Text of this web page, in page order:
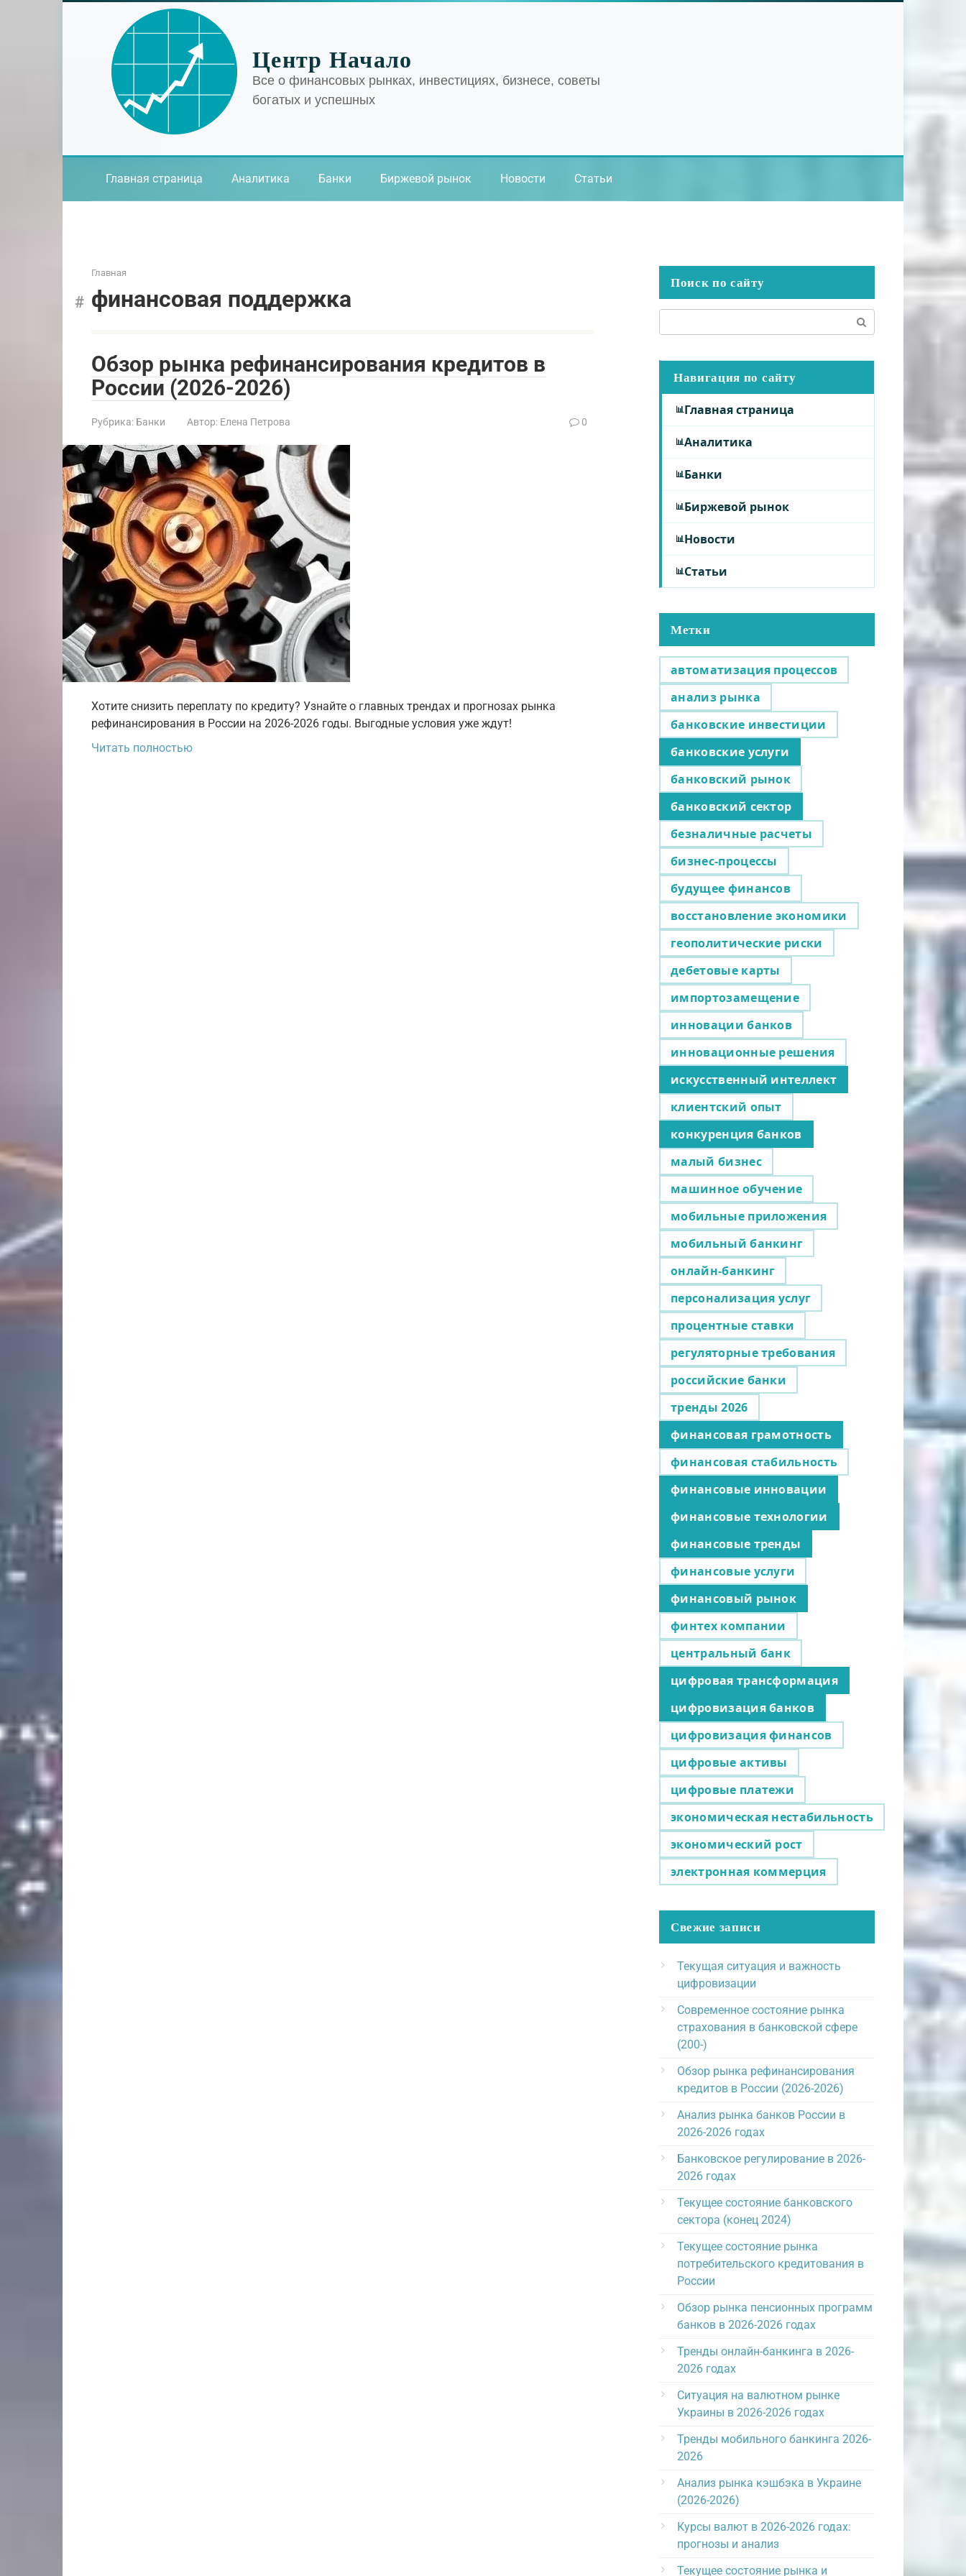
Центр Начало
Все о финансовых рынках, инвестициях, бизнесе, советы
богатых и успешных
Главная страница Аналитика Банки Биржевой рынок Новости Статьи
Главная
финансовая поддержка
Обзор рынка рефинансирования кредитов в
России (2026-2026)
Рубрика: Банки Автор: Елена Петрова 0
Хотите снизить переплату по кредиту? Узнайте о главных трендах и прогнозах рынка
рефинансирования в России на 2026-2026 годы. Выгодные условия уже ждут!
Читать полностью
Поиск по сайту
Навигация по сайту
Главная страница
Аналитика
Банки
Биржевой рынок
Новости
Статьи
Метки
автоматизация процессов
анализ рынка
банковские инвестиции
банковские услуги
банковский рынок
банковский сектор
безналичные расчеты
бизнес-процессы
будущее финансов
восстановление экономики
геополитические риски
дебетовые карты
импортозамещение
инновации банков
инновационные решения
искусственный интеллект
клиентский опыт
конкуренция банков
малый бизнес
машинное обучение
мобильные приложения
мобильный банкинг
онлайн-банкинг
персонализация услуг
процентные ставки
регуляторные требования
российские банки
тренды 2026
финансовая грамотность
финансовая стабильность
финансовые инновации
финансовые технологии
финансовые тренды
финансовые услуги
финансовый рынок
финтех компании
центральный банк
цифровая трансформация
цифровизация банков
цифровизация финансов
цифровые активы
цифровые платежи
экономическая нестабильность
экономический рост
электронная коммерция
Свежие записи
Текущая ситуация и важность
цифровизации
Современное состояние рынка
страхования в банковской сфере
(200-)
Обзор рынка рефинансирования
кредитов в России (2026-2026)
Анализ рынка банков России в
2026-2026 годах
Банковское регулирование в 2026-
2026 годах
Текущее состояние банковского
сектора (конец 2024)
Текущее состояние рынка
потребительского кредитования в
России
Обзор рынка пенсионных программ
банков в 2026-2026 годах
Тренды онлайн-банкинга в 2026-
2026 годах
Ситуация на валютном рынке
Украины в 2026-2026 годах
Тренды мобильного банкинга 2026-
2026
Анализ рынка кэшбэка в Украине
(2026-2026)
Курсы валют в 2026-2026 годах:
прогнозы и анализ
Текущее состояние рынка и